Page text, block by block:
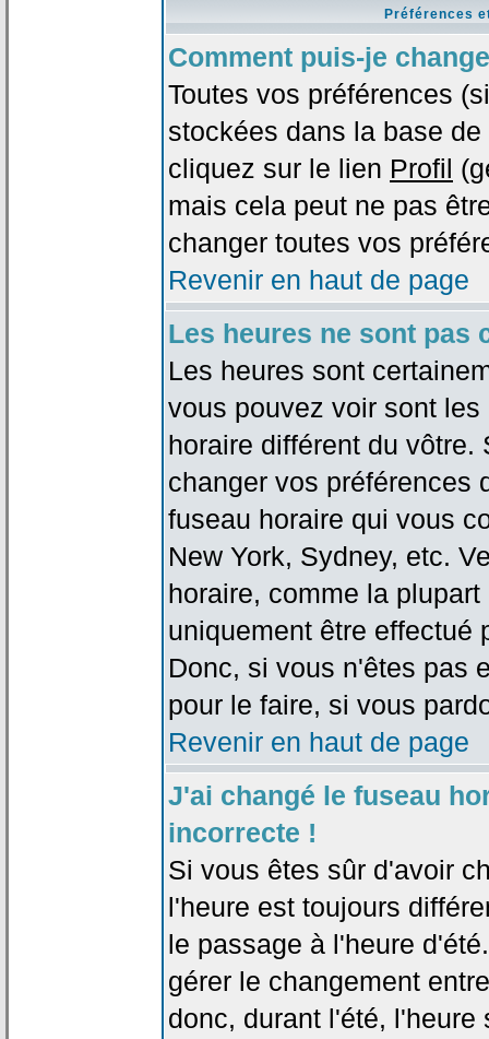
Préférences
Comment puis-je
Toutes vos préférences
stockées dans la base
cliquez sur le lien Profil
mais cela peut ne pas
changer toutes vos
Revenir en haut de page
Les heures ne sont pas
Les heures sont
vous pouvez voir sont
horaire différent du
changer vos préférences
fuseau horaire qui vous
New York, Sydney, etc.
horaire, comme la
uniquement être effectué
Donc, si vous n'êtes pas
pour le faire, si vous
Revenir en haut de page
J'ai changé le fuseau
incorrecte !
Si vous êtes sûr d'avoir
l'heure est toujours
le passage à l'heure
gérer le changement
donc, durant l'été, l'heure